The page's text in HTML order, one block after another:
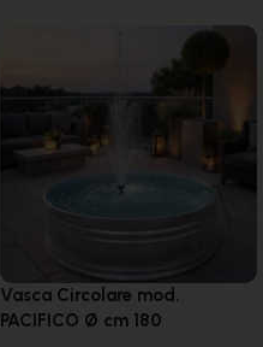
Vasca Circolare mod.
PACIFICO Ø cm 180